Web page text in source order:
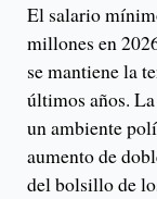
El salario
millones en
se mantiene la
últimos años.
un ambiente
aumento de
del bolsillo de